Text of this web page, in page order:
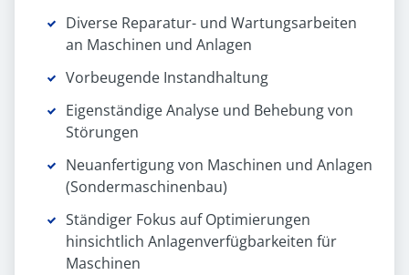
Diverse Reparatur- und Wartungsarbeiten
an Maschinen und Anlagen
Vorbeugende Instandhaltung
Eigenständige Analyse und Behebung von
Störungen
Neuanfertigung von Maschinen und Anlagen
(Sondermaschinenbau)
Ständiger Fokus auf Optimierungen
hinsichtlich Anlagenverfügbarkeiten für
Maschinen